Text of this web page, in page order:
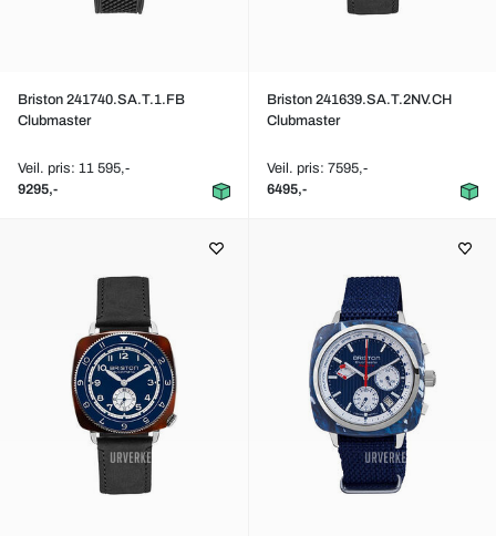
Briston 241740.SA.T.1.FB
Clubmaster
Veil. pris: 11 595,-
9295,-
Briston 241639.SA.T.2NV.CH
Clubmaster
Veil. pris: 7595,-
6495,-